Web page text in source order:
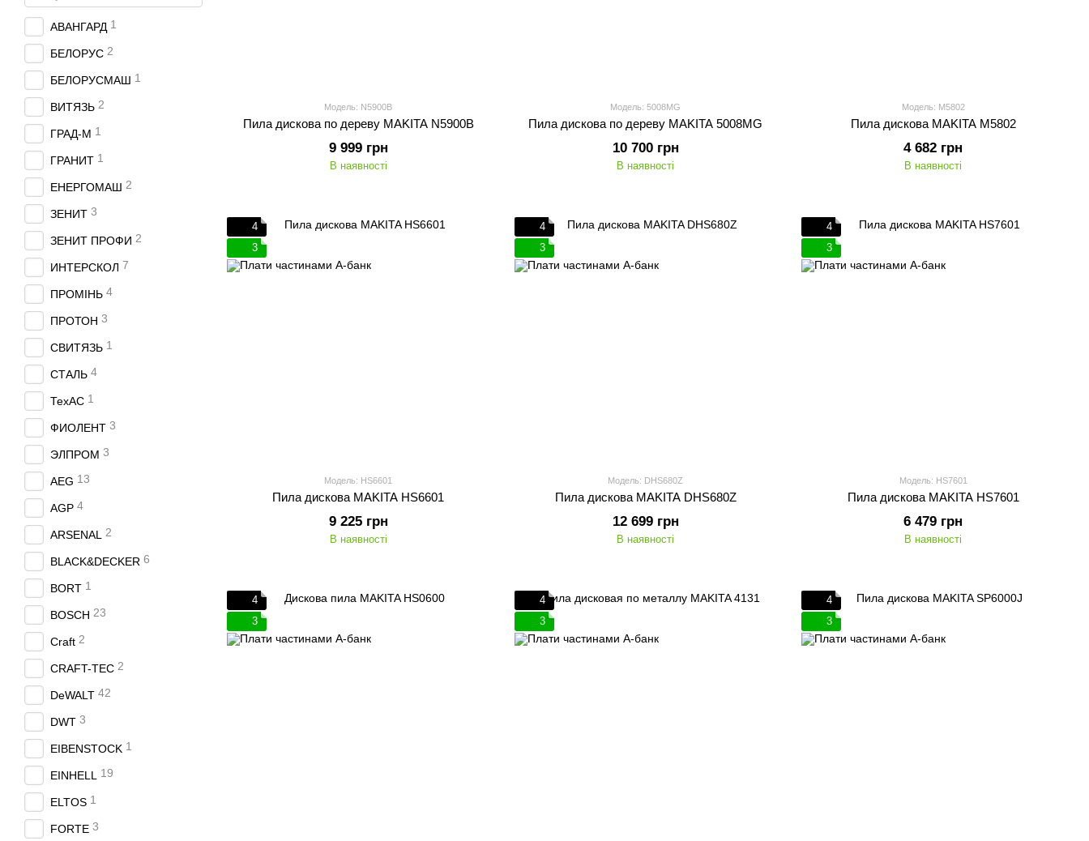
Модель: N5900B
Пила дискова по дереву MAKITA N5900B
9 999 грн
В наявності
Модель: 5008MG
Пила дискова по дереву MAKITA 5008MG
10 700 грн
В наявності
Модель: M5802
Пила дискова MAKITA M5802
4 682 грн
В наявності
4
3
Модель: HS6601
Пила дискова MAKITA HS6601
9 225 грн
В наявності
4
3
Модель: DHS680Z
Пила дискова MAKITA DHS680Z
12 699 грн
В наявності
4
3
Модель: HS7601
Пила дискова MAKITA HS7601
6 479 грн
В наявності
4
3
4
3
4
3
АВАНГАРД 1
БЕЛОРУС 2
БЕЛОРУСМАШ 1
ВИТЯЗЬ 2
ГРАД-М 1
ГРАНИТ 1
ЕНЕРГОМАШ 2
ЗЕНИТ 3
ЗЕНИТ ПРОФИ 2
ИНТЕРСКОЛ 7
ПРОМІНЬ 4
ПРОТОН 3
СВИТЯЗЬ 1
СТАЛЬ 4
ТехАС 1
ФИОЛЕНТ 3
ЭЛПРОМ 3
AEG 13
AGP 4
ARSENAL 2
BLACK&DECKER 6
BORT 1
BOSCH 23
Craft 2
CRAFT-TEC 2
DeWALT 42
DWT 3
EIBENSTOCK 1
EINHELL 19
ELTOS 1
FORTE 3